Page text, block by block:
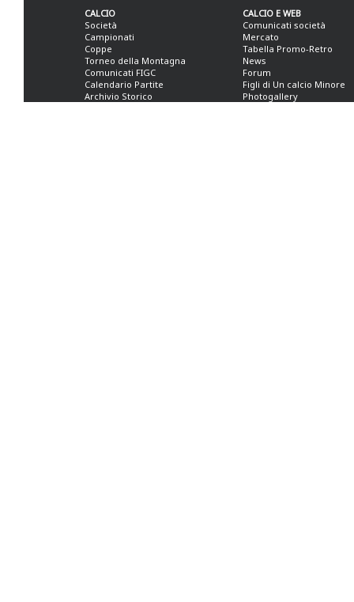
CALCIO
Società
Campionati
Coppe
Torneo della Montagna
Comunicati FIGC
Calendario Partite
Archivio Storico
CALCIO E WEB
Comunicati società
Mercato
Tabella Promo-Retro
News
Forum
Figli di Un calcio Minore
Photogallery